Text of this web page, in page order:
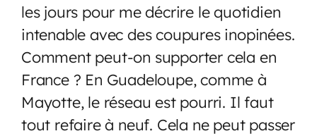
les jours pour me décrire le quotidien
intenable avec des coupures inopinées.
Comment peut-on supporter cela en
France ? En Guadeloupe, comme à
Mayotte, le réseau est pourri. Il faut
tout refaire à neuf. Cela ne peut passer